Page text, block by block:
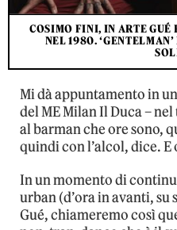
COSIMO FINI, IN ARTE GUÉ
NEL 1980.
Mi dà appuntamento in
del ME Milan Il Duca –
al barman che ore sono,
quindi con l’alcol, dice.
In un momento di
urban (d’ora in avanti, su
Gué, chiameremo così